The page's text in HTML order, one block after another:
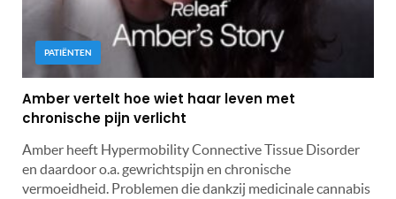
PATIËNTEN
Amber vertelt hoe wiet haar leven met
chronische pijn verlicht
Amber heeft Hypermobility Connective Tissue Disorder
en daardoor o.a. gewrichtspijn en chronische
vermoeidheid. Problemen die dankzij medicinale cannabis